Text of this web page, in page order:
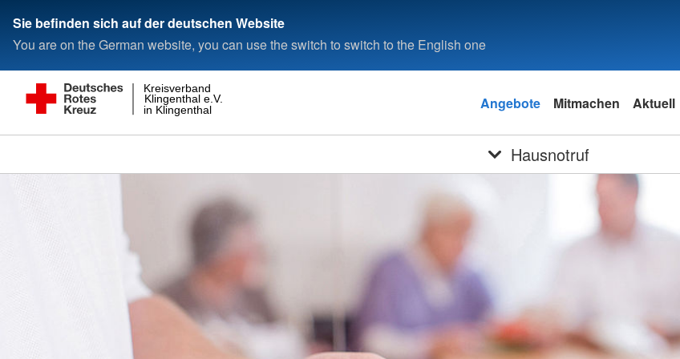
Sie befinden sich auf der deutschen Website
You are on the German website, you can use the switch to switch to the English one
in Klingenthal
Klingenthal e.V.
Kreisverband
Angebote Mitmachen Aktuell
Hausnotruf